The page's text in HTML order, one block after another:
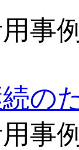
事
の
事